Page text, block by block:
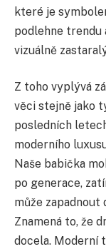
které je
podlehne trendu
vizuálně
Z toho vyplývá
věci stejně jako
posledních
moderního
Naše babička
po generace,
může
Znamená to, že
docela. Moderní